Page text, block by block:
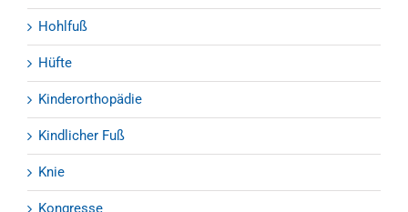
Hohlfuß
Hüfte
Kinderorthopädie
Kindlicher Fuß
Knie